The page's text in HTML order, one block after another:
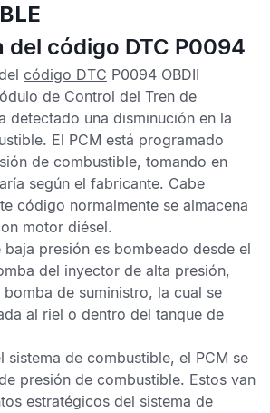
del código DTC P0094
código DTC P0094 OBDII
de Control del Tren de
detectado una disminución en la
El PCM está programado
de combustible, tomando en
según el fabricante. Cabe
código normalmente se almacena
motor diésel.
presión es bombeado desde el
del inyector de alta presión,
de suministro, la cual se
al riel o dentro del tanque de
sistema de combustible, el PCM se
presión de combustible. Estos van
estratégicos del sistema de